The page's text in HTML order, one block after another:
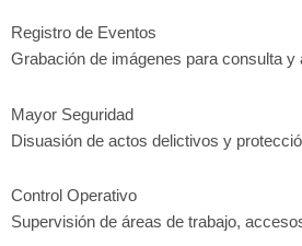
Registro de Eventos
Grabación de imágenes para consulta y
Mayor Seguridad
Disuasión de actos delictivos y
Control Operativo
Supervisión de áreas de trabajo,